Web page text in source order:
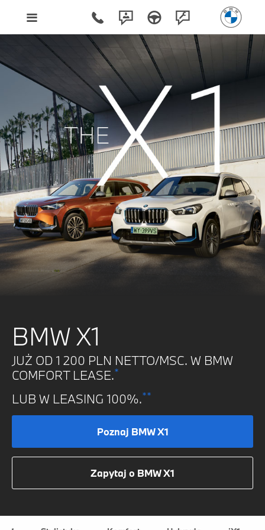
BMW X1
JUŻ OD 1 200 PLN NETTO/MSC. W BMW
COMFORT LEASE.*
LUB W LEASING 100%.**
Poznaj BMW X1
Zapytaj o BMW X1